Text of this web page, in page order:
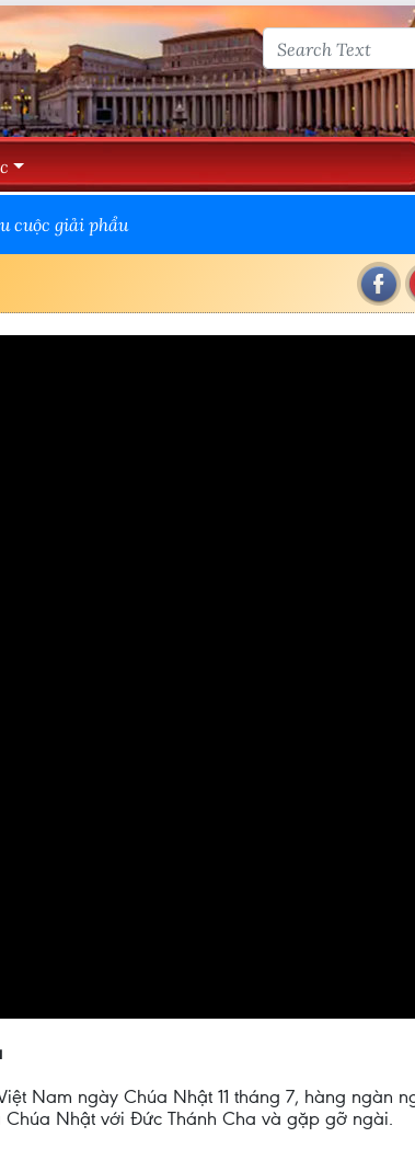
cuộc giải phẩu
Nam ngày Chúa Nhật 11 tháng 7, hàng ngàn
Nhật với Đức Thánh Cha và gặp gỡ ngài.